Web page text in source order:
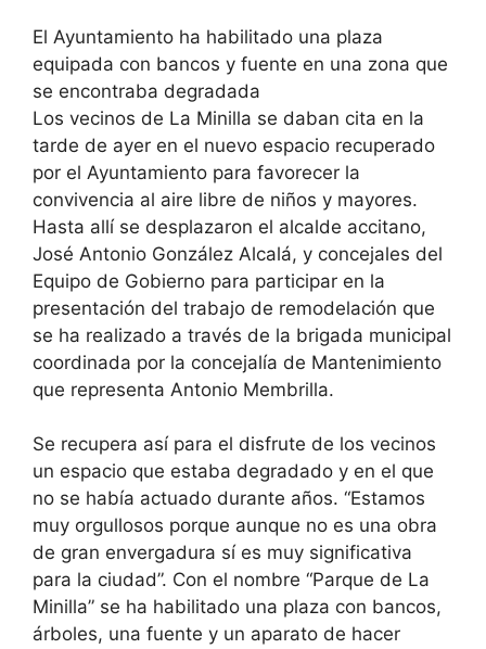
El Ayuntamiento ha habilitado una plaza
equipada con bancos y fuente en una zona que
se encontraba degradada
Los vecinos de La Minilla se daban cita en la
tarde de ayer en el nuevo espacio recuperado
por el Ayuntamiento para favorecer la
convivencia al aire libre de niños y mayores.
Hasta allí se desplazaron el alcalde accitano,
José Antonio González Alcalá, y concejales del
Equipo de Gobierno para participar en la
presentación del trabajo de remodelación que
se ha realizado a través de la brigada municipal
coordinada por la concejalía de Mantenimiento
que representa Antonio Membrilla.
Se recupera así para el disfrute de los vecinos
un espacio que estaba degradado y en el que
no se había actuado durante años. “Estamos
muy orgullosos porque aunque no es una obra
de gran envergadura sí es muy significativa
para la ciudad”. Con el nombre “Parque de La
Minilla” se ha habilitado una plaza con bancos,
árboles, una fuente y un aparato de hacer